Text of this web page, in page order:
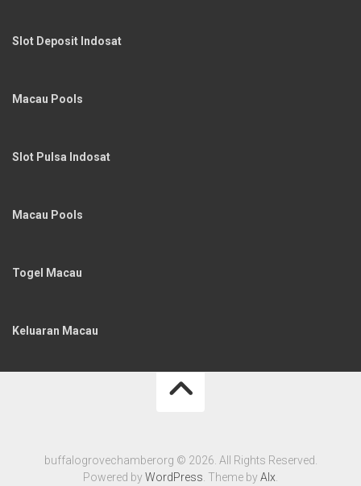
Slot Deposit Indosat
Macau Pools
Slot Pulsa Indosat
Macau Pools
Togel Macau
Keluaran Macau
buffalogrovechamberorg © 2026. All Rights Reserved.
Powered byWordPress . Theme byAlx